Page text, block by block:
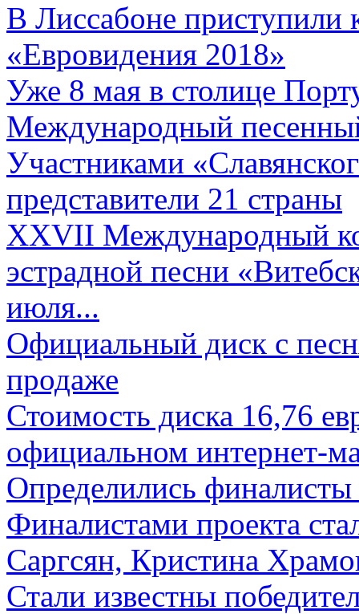
В Лиссабоне приступили
«Евровидения 2018»
Уже 8 мая в столице
Международный
Участниками
представители 21 страны
XXVII Международный
эстрадной песни
июля...
Официальный диск с
продаже
Стоимость диска 16,76
официальном интернет-
Определились
Финалистами проекта
Саргсян, Кристина
Стали известны